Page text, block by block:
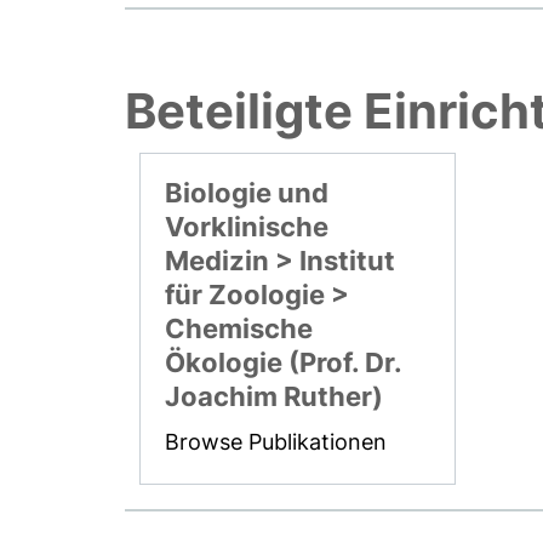
Beteiligte
Biologie und
Vorklinische
Medizin > Institut
für Zoologie >
Chemische
Ökologie (Prof. Dr.
Joachim Ruther)
Browse Publikationen